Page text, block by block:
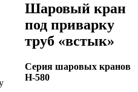
Шаровый кран
под приварку
труб «встык»
Серия шаровых кранов
H-580